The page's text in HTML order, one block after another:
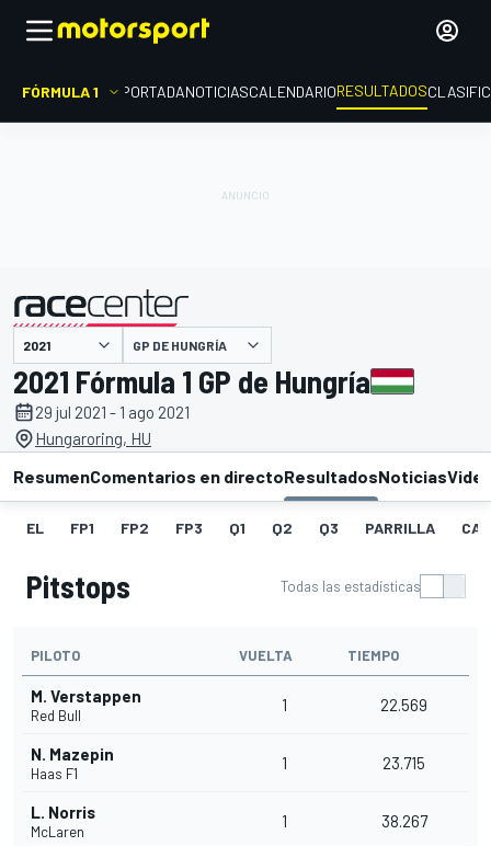
FÓRMULA 1 PORTADANOTICIASCALENDARIORESULTADOS
presentado por GP DE HUNGRÍA
2021 Fórmula 1 GP de Hungría
29 jul 2021 - 1 ago 2021
Hungaroring, HU
ResumenComentarios en directoResultadosNoticias
EL FP1 FP2 FP3 Q1 Q2 Q3 PARRILLA
Pitstops Todas las estadísticas
PILOTO VUELTA TIEMPO
M. Verstappen
Red Bull
1 22.569
N. Mazepin
Haas F1
1 23.715
L. Norris
McLaren
1 38.267